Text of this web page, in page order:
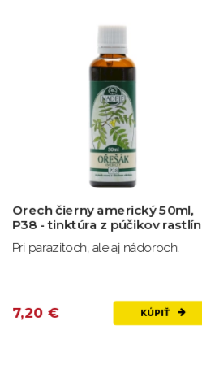
Orech čierny americký 50ml,
P38 - tinktúra z púčikov rastlín
Pri parazitoch, ale aj nádoroch.
7,20 € KÚPIŤ